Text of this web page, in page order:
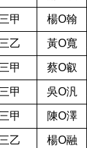
甲 楊O翰
乙 黃O寬
甲 蔡O叡
甲 吳O汎
甲 陳O澤
乙 楊O融